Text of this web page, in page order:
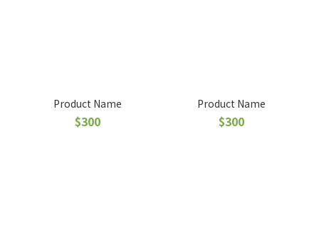
Product Name
$300
Product Name
$300